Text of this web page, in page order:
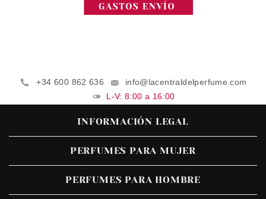
+34 600 862 636
info@lacentraldelperfume.com
L-V: 8:00 a 16:00
INFORMACIÓN LEGAL
PERFUMES PARA MUJER
PERFUMES PARA HOMBRE